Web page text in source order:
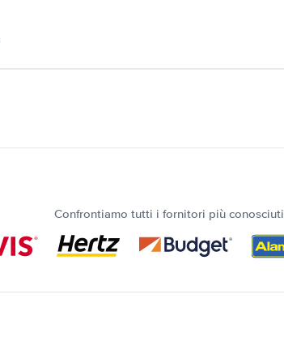
Confrontiamo tutti i fornitori più conosciuti